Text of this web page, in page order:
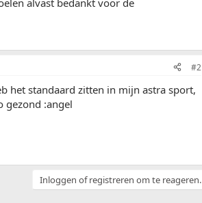
alvast bedankt voor de
#2
het standaard zitten in mijn astra sport,
gezond :angel
Inloggen of registreren om te reageren.